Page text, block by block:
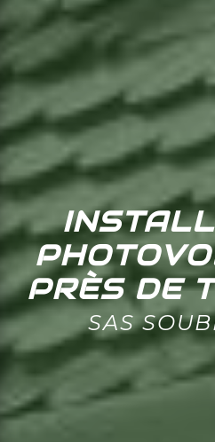
PRÈS DE
SAS